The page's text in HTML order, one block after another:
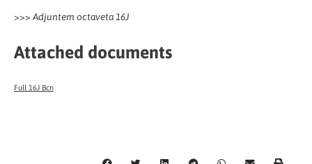
>>> Adjuntem octaveta 16J
Attached documents
Full 16J Bcn